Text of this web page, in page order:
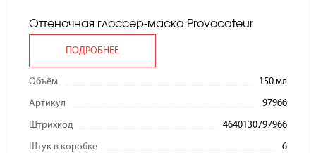
Оттеночная глоссер-маска Provocateur
ПОДРОБНЕЕ
Объём 150 мл
Артикул 97966
Штрихкод 4640130797966
Штук в коробке 6